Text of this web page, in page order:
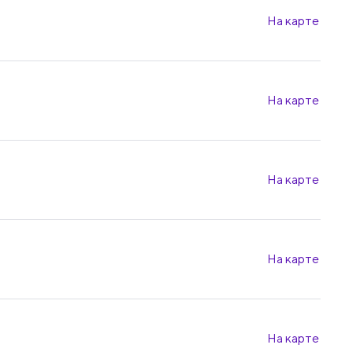
На карте
На карте
На карте
На карте
На карте